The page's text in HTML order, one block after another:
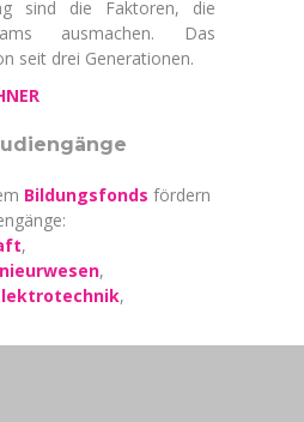
sind die Faktoren, die
ausmachen. Das
seit drei Generationen.
Bildungsfonds fördern
,
,
,